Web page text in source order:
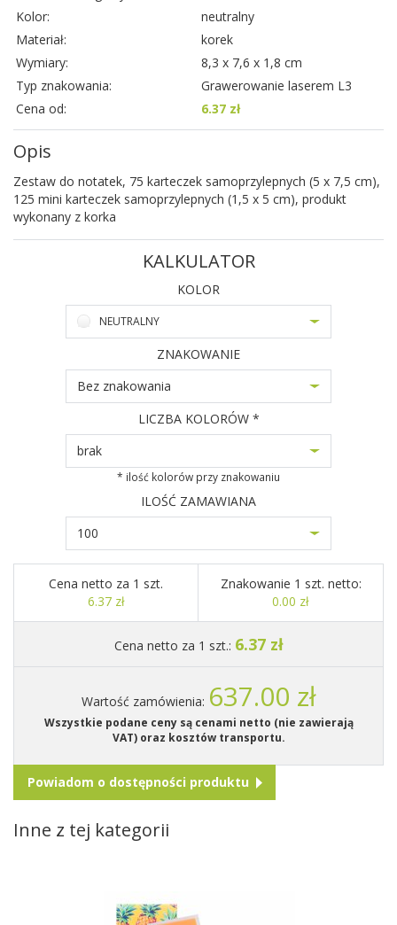
Kolor:
neutralny
Materiał:
korek
Wymiary:
8,3 x 7,6 x 1,8 cm
Typ znakowania:
Grawerowanie laserem L3
Cena od:
6.37 zł
Opis
Zestaw do notatek, 75 karteczek samoprzylepnych (5 x 7,5 cm),
125 mini karteczek samoprzylepnych (1,5 x 5 cm), produkt
wykonany z korka
KALKULATOR
KOLOR
NEUTRALNY
ZNAKOWANIE
Bez znakowania
LICZBA KOLORÓW *
brak
* ilość kolorów przy znakowaniu
ILOŚĆ ZAMAWIANA
100
Cena netto za 1 szt.
6.37 zł
Znakowanie 1 szt. netto:
0.00 zł
Cena netto za 1 szt.: 6.37 zł
Wartość zamówienia: 637.00 zł
Wszystkie podane ceny są cenami netto (nie zawierają
VAT) oraz kosztów transportu.
Powiadom o dostępności produktu
Inne z tej kategorii